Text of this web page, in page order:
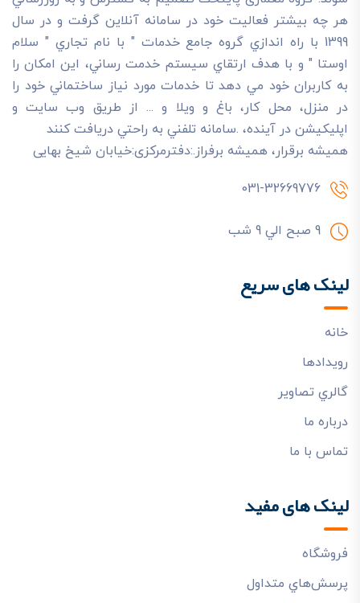
هر چه بيشتر فعاليت خود در سامانه آنلاين گرفت و در سال
1399 با راه اندازي گروه جامع خدمات " با نام تجاري " سلام
اوستا " و با هدف ارتقاي سيستم خدمت رساني، اين امکان را
به کاربران خود مي دهد تا خدمات مورد نياز ساختماني خود را
در منزل، محل کار، باغ و ويلا و ... از طريق وب سايت و
اپليکيشن در آينده، .سامانه تلفني به راحتي دريافت کنند
هميشه برقرار، هميشه برفراز.:دفترمرکزی:خیابان شیخ بهایی
031-32669776
9 صبح الي 9 شب
لینک های سریع
خانه
رويدادها
گالري تصاوير
درباره ما
تماس با ما
لینک های مفید
فروشگاه
پرسش‌هاي متداول